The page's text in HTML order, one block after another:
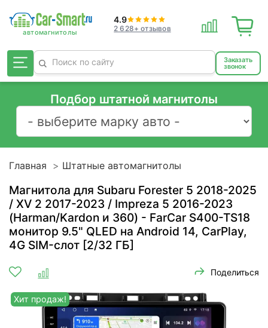
4.9
2 628+ отзывов
Заказать
звонок
Подбор штатной магнитолы
Главная Штатные автомагнитолы
Магнитола для Subaru Forester 5 2018-2025
/ XV 2 2017-2023 / Impreza 5 2016-2023
(Harman/Kardon и 360) - FarCar S400-TS18
монитор 9.5" QLED на Android 14, CarPlay,
4G SIM-слот [2/32 ГБ]
Поделиться
Хит продаж!